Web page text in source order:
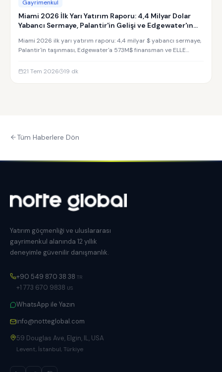
Gayrimenkul
Miami 2026 İlk Yarı Yatırım Raporu: 4,4 Milyar Dolar
Yabancı Sermaye, Palantir'in Gelişi ve Edgewater'ın
Miami 2026 ilk yarı yatırım raporu: 4,4 milyar $ yabancı sermaye,
Palantir'in taşınması, Edgewater'a 573M$ finansman ve ELLE
21 Tem 2026
19 dk
Tüm Haberlere Dön
Yatırım göçmenliği ve uluslararası
gayrimenkul alanında 12 yıllık
deneyimle güvenilir danışmanlık.
+90 549 870 38 38 TR
+1 773 670 9838 US
WhatsApp ile Yazın
info@notteglobal.com
59 Douglas Ave, Elgin, IL, USA
Levent, İstanbul, Türkiye